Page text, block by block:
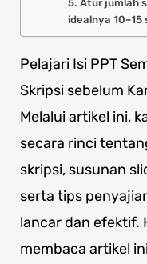
5. Atur jumlah
idealnya 10–15
Pelajari Isi PPT
Skripsi sebelum
Melalui artikel ini,
secara rinci
skripsi, susunan
serta tips
lancar dan efektif.
membaca artikel